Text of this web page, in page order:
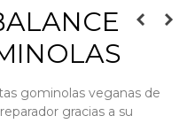
gominolas veganas de
gracias a su